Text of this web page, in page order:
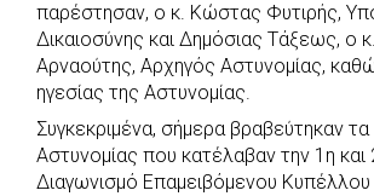
παρέστησαν, ο κ. Κώστας Φυτιρής,
Δικαιοσύνης και Δημόσιας Τάξεως, ο
Αρναούτης, Αρχηγός Αστυνομίας,
ηγεσίας της Αστυνομίας.
Συγκεκριμένα, σήμερα βραβεύτηκαν
Αστυνομίας που κατέλαβαν την 1η
Διαγωνισμό Επαμειβόμενου Κυπέλλου